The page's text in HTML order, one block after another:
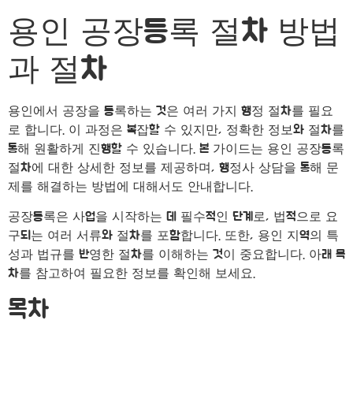
용인 공장등록 절차 방법
과 절차
용인에서 공장을 등록하는 것은 여러 가지 행정 절차를 필요
로 합니다. 이 과정은 복잡할 수 있지만, 정확한 정보와 절차를
통해 원활하게 진행할 수 있습니다. 본 가이드는 용인 공장등록
절차에 대한 상세한 정보를 제공하며, 행정사 상담을 통해 문
제를 해결하는 방법에 대해서도 안내합니다.
공장등록은 사업을 시작하는 데 필수적인 단계로, 법적으로 요
구되는 여러 서류와 절차를 포함합니다. 또한, 용인 지역의 특
성과 법규를 반영한 절차를 이해하는 것이 중요합니다. 아래 목
차를 참고하여 필요한 정보를 확인해 보세요.
목차